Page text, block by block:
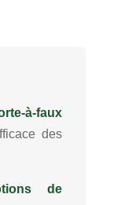
à-faux
des
de